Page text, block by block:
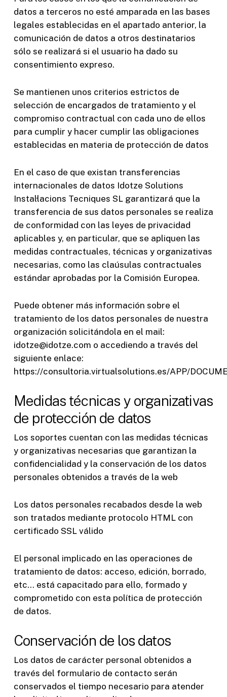
datos a terceros no esté amparada en las bases
legales establecidas en el apartado anterior, la
comunicación de datos a otros destinatarios
sólo se realizará si el usuario ha dado su
consentimiento expreso.
Se mantienen unos criterios estrictos de
selección de encargados de tratamiento y el
compromiso contractual con cada uno de ellos
para cumplir y hacer cumplir las obligaciones
establecidas en materia de protección de datos
En el caso de que existan transferencias
internacionales de datos Idotze Solutions
Instal·lacions Tecniques SL garantizará que la
transferencia de sus datos personales se realiza
de conformidad con las leyes de privacidad
aplicables y, en particular, que se apliquen las
medidas contractuales, técnicas y organizativas
necesarias, como las claúsulas contractuales
estándar aprobadas por la Comisión Europea.
Puede obtener más información sobre el
tratamiento de los datos personales de nuestra
organización solicitándola en el mail:
idotze@idotze.com o accediendo a través del
siguiente enlace:
https://consultoria.virtualsolutions.es/APP/
Medidas técnicas y organizativas
de protección de datos
Los soportes cuentan con las medidas técnicas
y organizativas necesarias que garantizan la
confidencialidad y la conservación de los datos
personales obtenidos a través de la web
Los datos personales recabados desde la web
son tratados mediante protocolo HTML con
certificado SSL válido
El personal implicado en las operaciones de
tratamiento de datos: acceso, edición, borrado,
etc… está capacitado para ello, formado y
comprometido con esta política de protección
de datos.
Conservación de los datos
Los datos de carácter personal obtenidos a
través del formulario de contacto serán
conservados el tiempo necesario para atender